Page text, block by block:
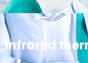
Infrared